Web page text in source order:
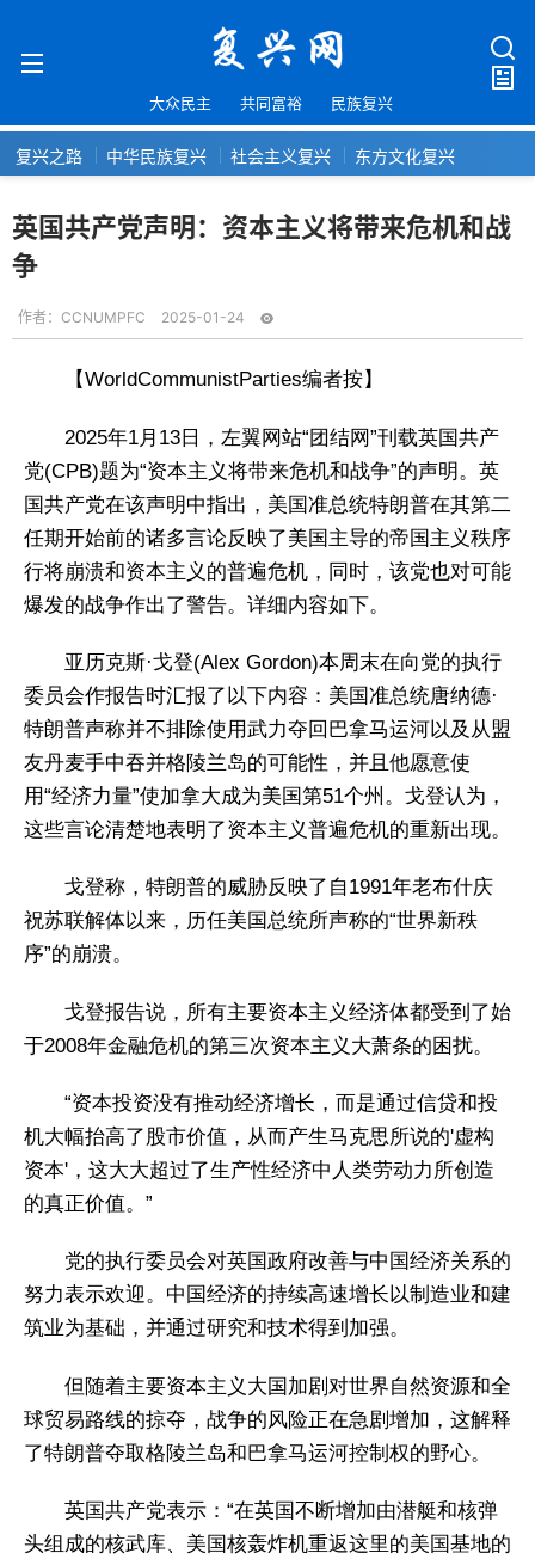
大众民主 共同富裕 民族复兴
复兴之路 中华民族复兴 社会主义复兴 东方文化复兴
英国共产党声明：资本主义将带来危机和战
争
作者： CCNUMPFC 2025-01-24
【WorldCommunistParties编者按】
2025年1月13日，左翼网站“团结网”刊载英国共产
党(CPB)题为“资本主义将带来危机和战争”的声明。英
国共产党在该声明中指出，美国准总统特朗普在其第二
任期开始前的诸多言论反映了美国主导的帝国主义秩序
行将崩溃和资本主义的普遍危机，同时，该党也对可能
爆发的战争作出了警告。详细内容如下。
亚历克斯·戈登(Alex Gordon)本周末在向党的执行
委员会作报告时汇报了以下内容：美国准总统唐纳德·
特朗普声称并不排除使用武力夺回巴拿马运河以及从盟
友丹麦手中吞并格陵兰岛的可能性，并且他愿意使
用“经济力量”使加拿大成为美国第51个州。戈登认为，
这些言论清楚地表明了资本主义普遍危机的重新出现。
戈登称，特朗普的威胁反映了自1991年老布什庆
祝苏联解体以来，历任美国总统所声称的“世界新秩
序”的崩溃。
戈登报告说，所有主要资本主义经济体都受到了始
于2008年金融危机的第三次资本主义大萧条的困扰。
“资本投资没有推动经济增长，而是通过信贷和投
机大幅抬高了股市价值，从而产生马克思所说的'虚构
资本'，这大大超过了生产性经济中人类劳动力所创造
的真正价值。”
党的执行委员会对英国政府改善与中国经济关系的
努力表示欢迎。中国经济的持续高速增长以制造业和建
筑业为基础，并通过研究和技术得到加强。
但随着主要资本主义大国加剧对世界自然资源和全
球贸易路线的掠夺，战争的风险正在急剧增加，这解释
了特朗普夺取格陵兰岛和巴拿马运河控制权的野心。
英国共产党表示：“在英国不断增加由潜艇和核弹
头组成的核武库、美国核轰炸机重返这里的美国基地的